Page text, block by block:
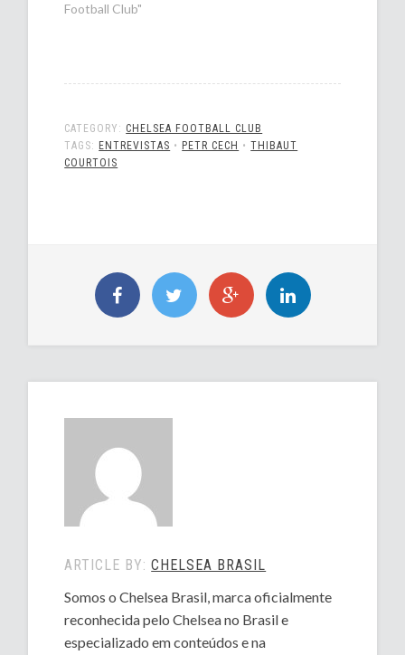
Football Club"
CATEGORY: CHELSEA FOOTBALL CLUB
TAGS: ENTREVISTAS • PETR CECH •THIBAUT
COURTOIS
ARTICLE BY:CHELSEA BRASIL
Somos o Chelsea Brasil, marca oficialmente
reconhecida pelo Chelsea no Brasil e
especializado em conteúdos e na